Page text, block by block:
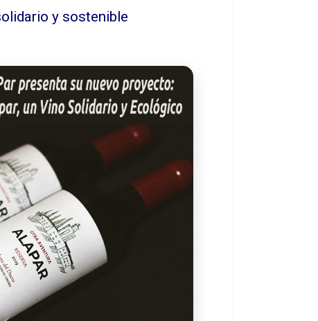
y sostenible